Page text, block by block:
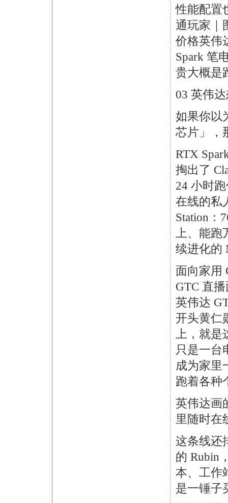
性能配置
通玩家｜
价格英伟
Spark 笔
贵大概是
03 英伟
如果你以
芯片」，
RTX
掏出了
24 小时
在线的私
Station：
上、能
续进化的
面向家用
GTC 直
英伟达
开头黄仁
上，就
只是一台
成为家里
跑着各种
英伟达画
里随时在
这条线还
的 Rubin
本、工作
是一锤子